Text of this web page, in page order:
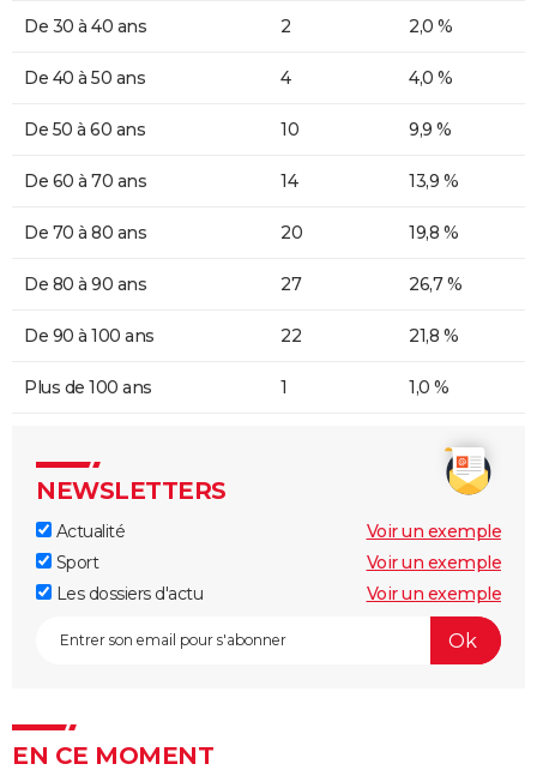
De 30 à 40 ans 2 2,0 %
De 40 à 50 ans 4 4,0 %
De 50 à 60 ans 10 9,9 %
De 60 à 70 ans 14 13,9 %
De 70 à 80 ans 20 19,8 %
De 80 à 90 ans 27 26,7 %
De 90 à 100 ans 22 21,8 %
Plus de 100 ans 1 1,0 %
NEWSLETTERS
Actualité
Voir un exemple
Sport
Voir un exemple
Les dossiers d'actu
Voir un exemple
EN CE MOMENT